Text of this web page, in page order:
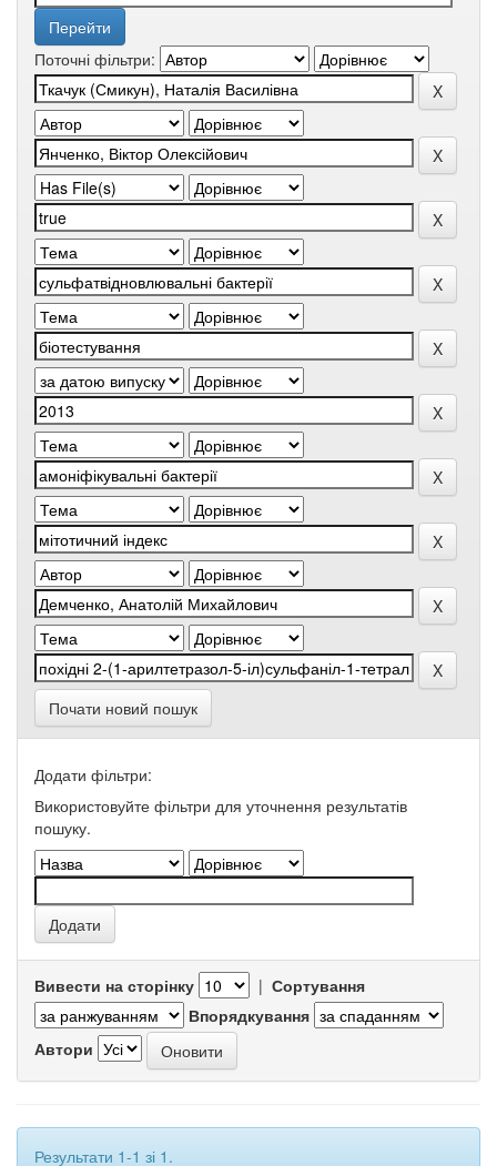
Поточні фільтри:
Почати новий пошук
Додати фільтри:
Використовуйте фільтри для уточнення результатів
пошуку.
Вивести на сторінку | Сортування
Впорядкування
Автори
Результати 1-1 зі 1.